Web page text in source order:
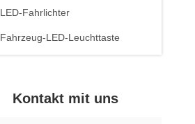
LED-Fahrlichter
Fahrzeug-LED-Leuchttaste
Kontakt mit uns